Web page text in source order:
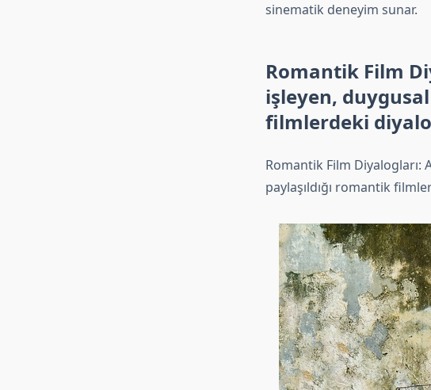
sinematik deneyim sunar.
Romantik Film
işleyen,
filmlerdeki
Romantik Film Diyalogları:
paylaşıldığı romantik